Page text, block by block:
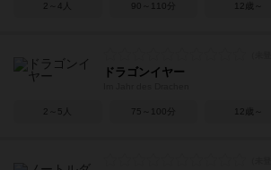
2～4人 90～110分 12歳～
ドラゴンイヤー
2～5人 75～100分 12歳～